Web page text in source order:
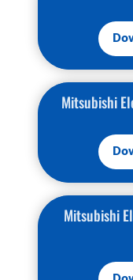
Mitsubishi
Mitsubishi